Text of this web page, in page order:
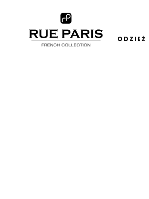
ODZIEŻ